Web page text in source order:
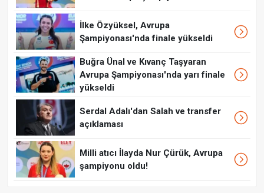
İlke Özyüksel, Avrupa
Şampiyonası'nda finale yükseldi
Buğra Ünal ve Kıvanç Taşyaran
Avrupa Şampiyonası'nda yarı finale
yükseldi
Serdal Adalı'dan Salah ve transfer
açıklaması
Milli atıcı İlayda Nur Çürük, Avrupa
şampiyonu oldu!